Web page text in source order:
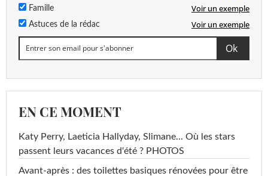
Famille Voir un exemple
Astuces de la rédac Voir un exemple
EN CE MOMENT
Katy Perry, Laeticia Hallyday, Slimane... Où les stars
passent leurs vacances d'été ? PHOTOS
Avant-après : des toilettes basiques rénovées pour être